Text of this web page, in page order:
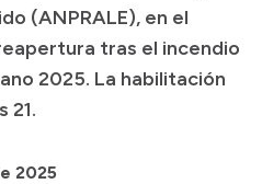
(ANPRALE), en el
tras el incendio
2025. La habilitación
21.
2025